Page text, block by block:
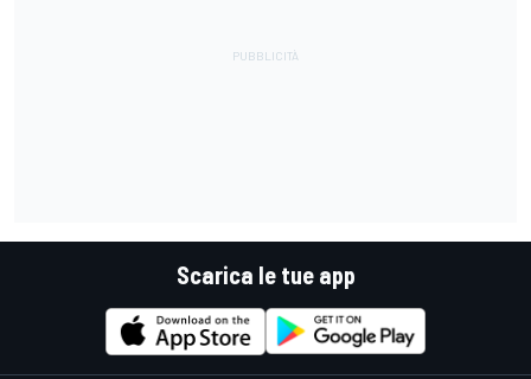
Scarica le tue app